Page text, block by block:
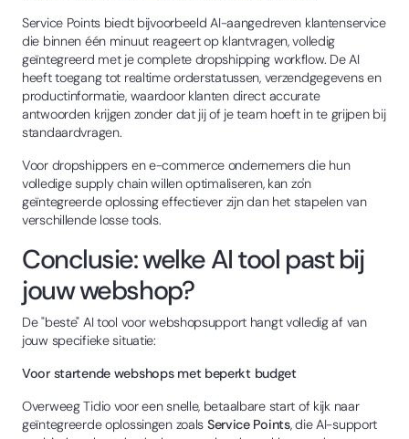
Service Points biedt bijvoorbeeld AI-aangedreven klantenservice
die binnen één minuut reageert op klantvragen, volledig
geïntegreerd met je complete dropshipping workflow. De AI
heeft toegang tot realtime orderstatussen, verzendgegevens en
productinformatie, waardoor klanten direct accurate
antwoorden krijgen zonder dat jij of je team hoeft in te grijpen bij
standaardvragen.
Voor dropshippers en e-commerce ondernemers die hun
volledige supply chain willen optimaliseren, kan zo'n
geïntegreerde oplossing effectiever zijn dan het stapelen van
verschillende losse tools.
Conclusie: welke AI tool past bij
jouw webshop?
De "beste" AI tool voor webshopsupport hangt volledig af van
jouw specifieke situatie:
Voor startende webshops met beperkt budget
Overweeg Tidio voor een snelle, betaalbare start of kijk naar
geïntegreerde oplossingen zoals Service Points, die AI-support